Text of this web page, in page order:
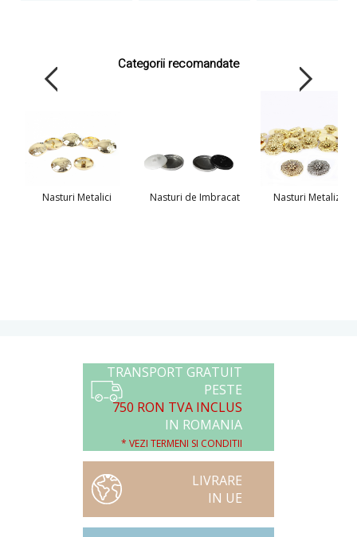
Categorii recomandate
Nasturi Metalici Nasturi de Imbracat Nasturi Metalizati
TRANSPORT GRATUIT
PESTE
750 RON TVA INCLUS
IN ROMANIA
* VEZI TERMENI SI CONDITII
LIVRARE
IN UE